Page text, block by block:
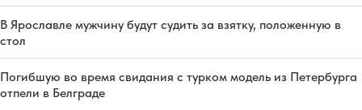
В Ярославле мужчину будут судить за взятку, положенную в
стол
Погибшую во время свидания с турком модель из Петербурга
отпели в Белграде